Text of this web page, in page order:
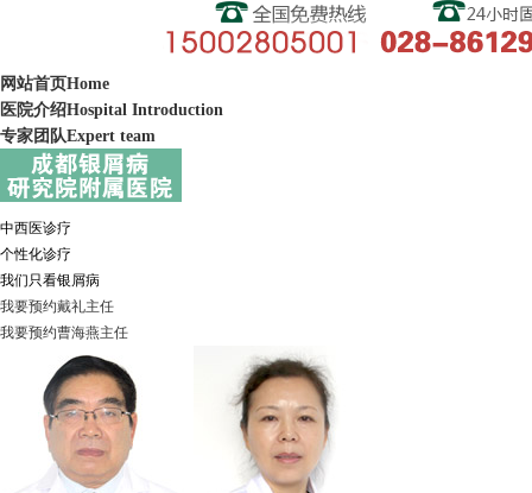
网站首页Home
医院介绍Hospital Introduction
专家团队Expert team
中西医诊疗
个性化诊疗
我们只看银屑病
我要预约戴礼主任
我要预约曹海燕主任